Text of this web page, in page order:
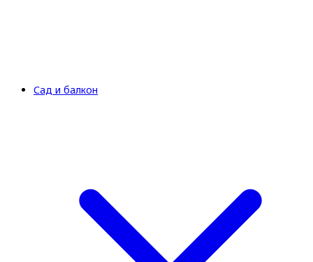
Сад и балкон